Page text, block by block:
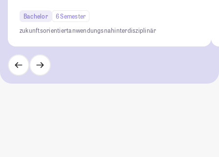
Bachelor
6 Semester
zukunftsorientiertanwendungsnahinterdisziplinär